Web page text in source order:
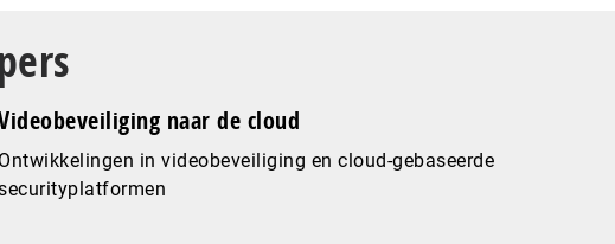
naar de cloud
Ontwikkelingen in videobeveiliging en cloud-gebaseerde